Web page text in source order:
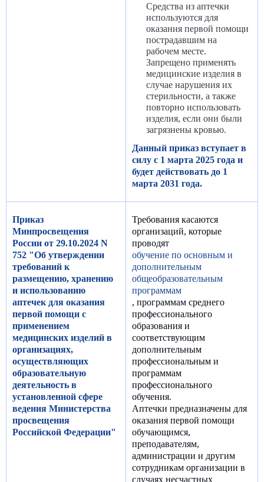
Средства из аптечки
используются для
оказания первой помощи
пострадавшим на
рабочем месте.
Запрещено применять
медицинские изделия в
случае нарушения их
стерильности, а также
повторно использовать
изделия, если они были
загрязнены кровью.
Данный приказ вступает в
силу с 1 марта 2025 года и
будет действовать до 1
марта 2031 года.
Приказ
Минпросвещения
России от 29.10.2024 N
752 "Об утверждении
требований к
размещению, хранению
и использованию
аптечек для оказания
первой помощи с
применением
медицинских изделий в
организациях,
осуществляющих
образовательную
деятельность в
установленной сфере
ведения Министерства
просвещения
Российской Федерации"
Требования касаются
организаций, которые
проводят
обучение по основным и
дополнительным
общеобразовательным
программам
, программам среднего
профессионального
образования и
соответствующим
дополнительным
профессиональным и
программам
профессионального
обучения.
Аптечки предназначены для
оказания первой помощи
обучающимся,
преподавателям,
администрации и другим
сотрудникам организации в
случаях несчастных